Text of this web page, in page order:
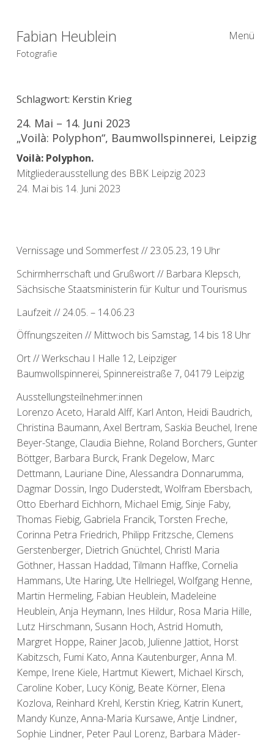
Fabian Heublein
Fotografie
Menü
Schlagwort: Kerstin Krieg
24. Mai – 14. Juni 2023
„Voilà: Polyphon“, Baumwollspinnerei, Leipzig
Voilà: Polyphon.
Mitgliederausstellung des BBK Leipzig 2023
24. Mai bis 14. Juni 2023
Vernissage und Sommerfest // 23.05.23, 19 Uhr
Schirmherrschaft und Grußwort // Barbara Klepsch,
Sächsische Staatsministerin für Kultur und Tourismus
Laufzeit // 24.05. – 14.06.23
Öffnungszeiten // Mittwoch bis Samstag, 14 bis 18 Uhr
Ort // Werkschau I Halle 12, Leipziger
Baumwollspinnerei, Spinnereistraße 7, 04179 Leipzig
Ausstellungsteilnehmer:innen
Lorenzo Aceto, Harald Alff, Karl Anton, Heidi Baudrich,
Christina Baumann, Axel Bertram, Saskia Beuchel, Irene
Beyer-Stange, Claudia Biehne, Roland Borchers, Gunter
Böttger, Barbara Burck, Frank Degelow, Marc
Dettmann, Lauriane Dine, Alessandra Donnarumma,
Dagmar Dossin, Ingo Duderstedt, Wolfram Ebersbach,
Otto Eberhard Eichhorn, Michael Emig, Sinje Faby,
Thomas Fiebig, Gabriela Francik, Torsten Freche,
Corinna Petra Friedrich, Philipp Fritzsche, Clemens
Gerstenberger, Dietrich Gnüchtel, Christl Maria
Göthner, Hassan Haddad, Tilmann Haffke, Cornelia
Hammans, Ute Haring, Ute Hellriegel, Wolfgang Henne,
Martin Hermeling, Fabian Heublein, Madeleine
Heublein, Anja Heymann, Ines Hildur, Rosa Maria Hille,
Lutz Hirschmann, Susann Hoch, Astrid Homuth,
Margret Hoppe, Rainer Jacob, Julienne Jattiot, Horst
Kabitzsch, Fumi Kato, Anna Kautenburger, Anna M.
Kempe, Irene Kiele, Hartmut Kiewert, Michael Kirsch,
Caroline Kober, Lucy König, Beate Körner, Elena
Kozlova, Reinhard Krehl, Kerstin Krieg, Katrin Kunert,
Mandy Kunze, Anna-Maria Kursawe, Antje Lindner,
Sophie Lindner, Peter Paul Lorenz, Barbara Mäder-